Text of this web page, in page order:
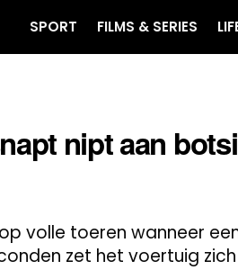
SPORT FILMS & SERIES
nipt aan
volle toeren wanneer
zet het voertuig